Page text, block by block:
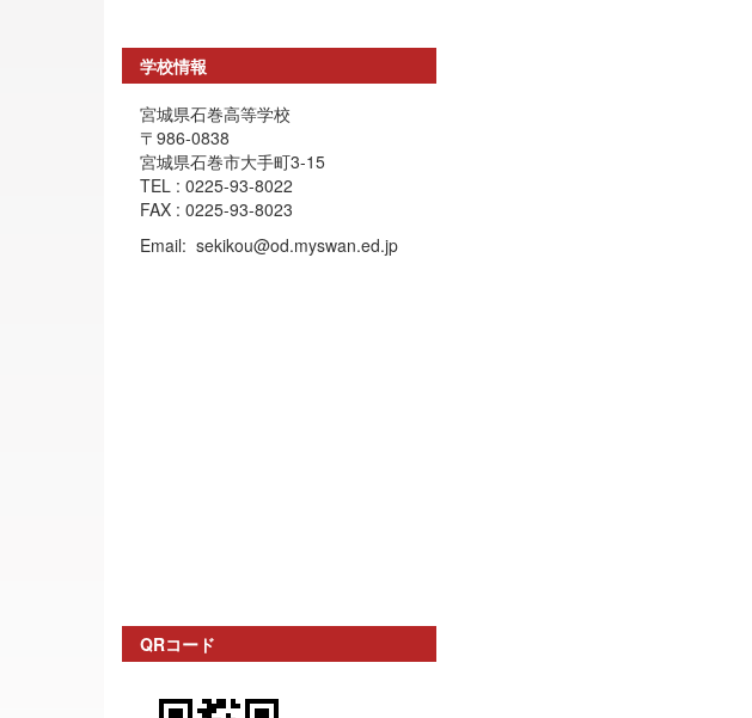
学校情報
宮城県石巻高等学校
〒986-0838
宮城県石巻市大手町3-15
TEL : 0225-93-8022
FAX : 0225-93-8023
Email: sekikou@od.myswan.ed.jp
QRコード